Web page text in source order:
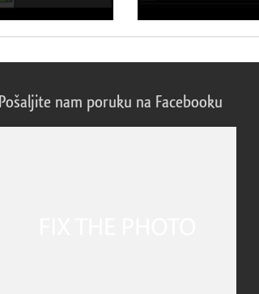
Pošaljite nam poruku na Facebooku